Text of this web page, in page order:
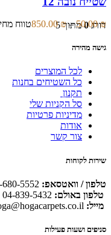
דורג0מתוך 550.00₪
–
850.00₪ טווח מחירים: ⁦50.00
גישה מהירה
לכל המוצרים
כל השטיחים בחנות
תקנון
סל הקניות שלי
מדיניות פרטיות
אודות
צור קשר
שירות לקוחות
טלפון / וואטסאפ:
טלפון באולם:
מייל:
סניפים ושעות פעילות